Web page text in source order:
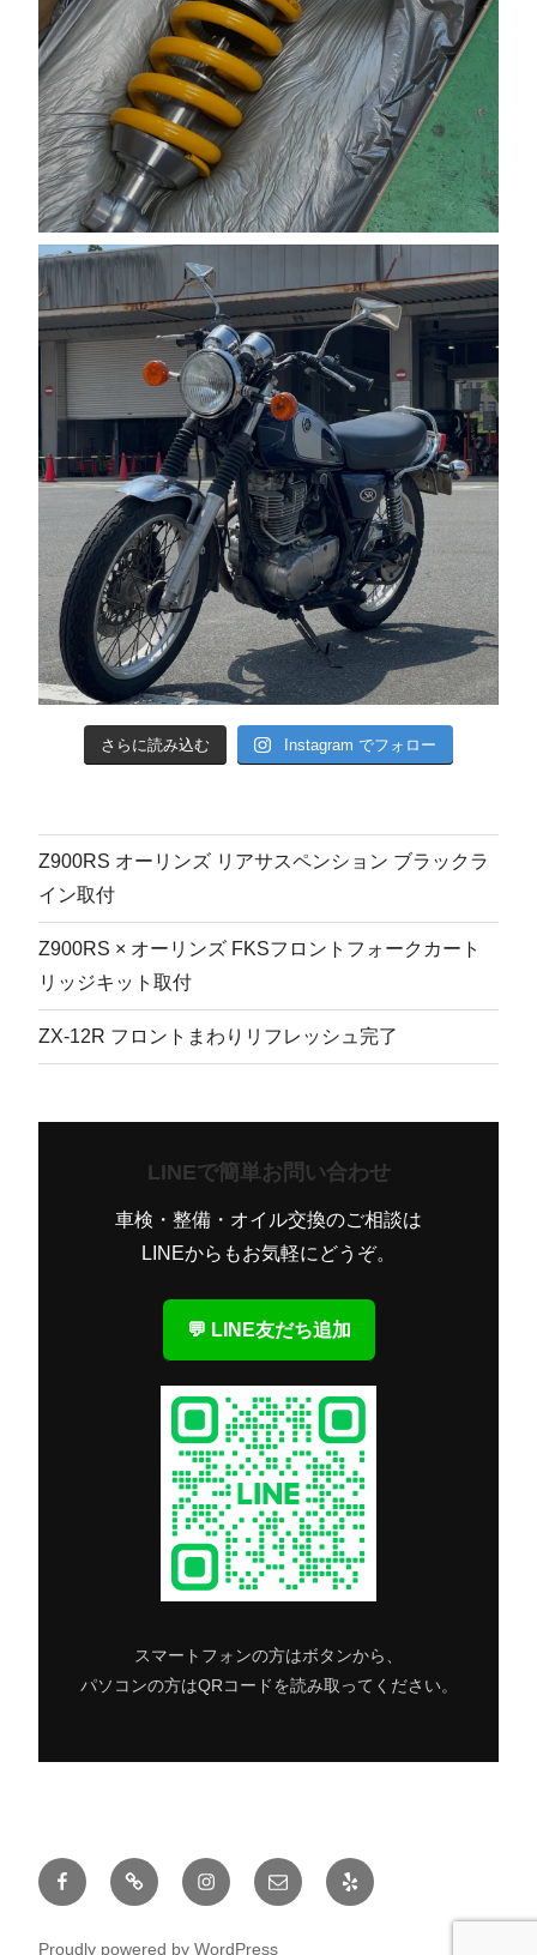
さらに読み込む Instagram でフォロー
Z900RS オーリンズ リアサスペンション ブラックラ
イン取付
Z900RS × オーリンズ FKSフロントフォークカート
リッジキット取付
ZX-12R フロントまわりリフレッシュ完了
LINEで簡単お問い合わせ
車検・整備・オイル交換のご相談は
LINEからもお気軽にどうぞ。
💬 LINE友だち追加
スマートフォンの方はボタンから、
パソコンの方はQRコードを読み取ってください。
FacebookTwitter Instagramメ
ー
Yelp
Proudly powered by WordPress